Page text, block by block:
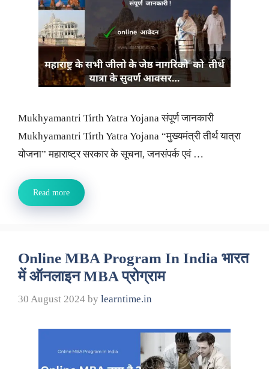
Mukhyamantri Tirth Yatra Yojana संपूर्ण जानकारी
Mukhyamantri Tirth Yatra Yojana “मुख्यमंत्री तीर्थ यात्रा
योजना” महाराष्ट्र सरकार के सूचना, जनसंपर्क एवं …
Read more
Online MBA Program In India भारत
में ऑनलाइन MBA प्रोग्राम
30 August 2024 by learntime.in